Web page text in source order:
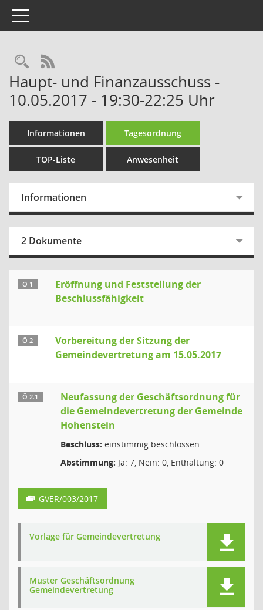
Toggle navigation
Rechercheauswahl
RSS-Feed
Haupt- und Finanzausschuss -
10.05.2017 - 19:30-22:25 Uhr
Informationen Tagesordnung
TOP-Liste Anwesenheit
Informationen
2 Dokumente
Ö 1
Eröffnung und Feststellung der
Beschlussfähigkeit
Ö 2
Vorbereitung der Sitzung der
Gemeindevertretung am 15.05.2017
Ö 2.1
Neufassung der Geschäftsordnung für
die Gemeindevertretung der Gemeinde
Hohenstein
Beschluss: einstimmig beschlossen
Abstimmung: Ja: 7, Nein: 0, Enthaltung: 0
GVER/003/2017
Vorlage für Gemeindevertretung
Muster Geschäftsordnung
Gemeindevertretung